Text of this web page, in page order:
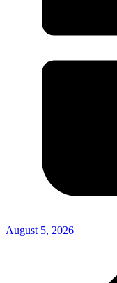
August 5, 2026